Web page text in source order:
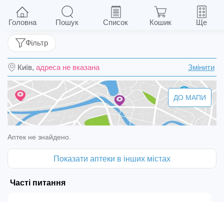
Мілдрокард-Н розчин для ін. 100 мг/мл амп. 5
мл №10
Київ, адреса не вказана Змінити
Фільтр
ДО МАПИ
Аптек не знайдено.
Показати аптеки в інших містах
Часті питання
Головна Пошук Список Кошик Ще